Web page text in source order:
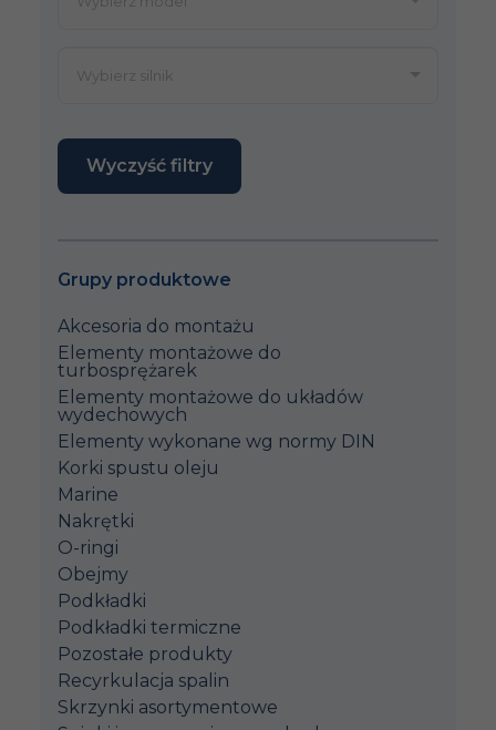
Wyczyść filtry
Grupy produktowe
Akcesoria do montażu
Elementy montażowe do
turbosprężarek
Elementy montażowe do układów
wydechowych
Elementy wykonane wg normy DIN
Korki spustu oleju
Marine
Nakrętki
O-ringi
Obejmy
Podkładki
Podkładki termiczne
Pozostałe produkty
Recyrkulacja spalin
Skrzynki asortymentowe